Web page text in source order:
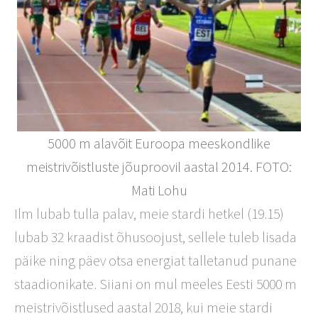
5000 m alavõit Euroopa meeskondlike
meistrivõistluste jõuproovil aastal 2014. FOTO:
Mati Lohu
Ilm lubab tulla palav, meie stardi hetkel (19.15)
lubab 32 kraadist õhusoojust, sellele tuleb lisada
päike ning päev otsa energiat talletanud punane
staadionikate. Siiani on mul meeles Eesti 5000 m
meistrivõistlused aastal 2018, kui meie stardi